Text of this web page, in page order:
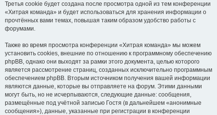
Третья cookie будет создана после просмотра одной из тем конференции
«Хитрая команда» и будет использоваться для хранения информации о
прочтённых вами темах, повышая таким образом удобство работы с
форумами.
Также во время просмотра конференции «Хитрая команда» мы можем
установить cookies, внешние по отношению к программному обеспечению
phpBB, однако они выходят за рамки этого документа, целью которого
является рассмотрение страниц, созданных исключительно программным
обеспечением phpBB. Вторым источником получения вашей информации
являются данные, которые вы отправляете на форум. Этими данными
могут быть, но не исчерпываются, следующие данные: сообщения,
размещённые под учётной записью Гостя (в дальнейшем «анонимные
сообщения»), данные, указанные при регистрации в конференции